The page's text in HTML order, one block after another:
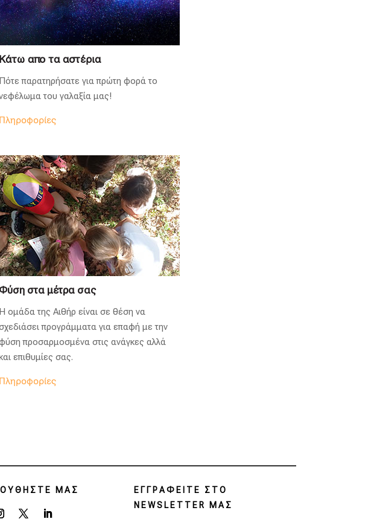
Κάτω απο τα αστέρια
Πότε παρατηρήσατε για πρώτη φορά το
του γαλαξία μας!
Πληροφορίες
Φύση στα μέτρα σας
Η ομάδα της Αιθήρ είναι σε θέση να
προγράμματα για επαφή με την
προσαρμοσμένα στις ανάγκες αλλά
επιθυμίες σας.
Πληροφορίες
ΜΑΣ
ΕΓΓΡΑΦΕΙΤΕ ΣΤΟ
NEWSLETTER ΜΑΣ